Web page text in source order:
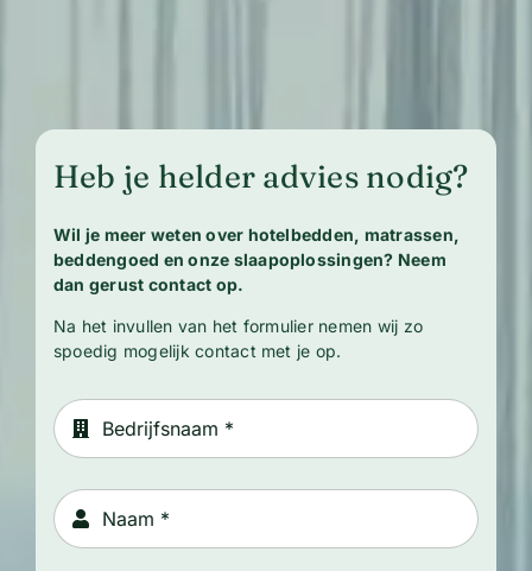
Heb je helder advies nodig?
Wil je meer weten over hotelbedden, matrassen,
beddengoed en onze slaapoplossingen? Neem
dan gerust contact op.
Na het invullen van het formulier nemen wij zo
spoedig mogelijk contact met je op.